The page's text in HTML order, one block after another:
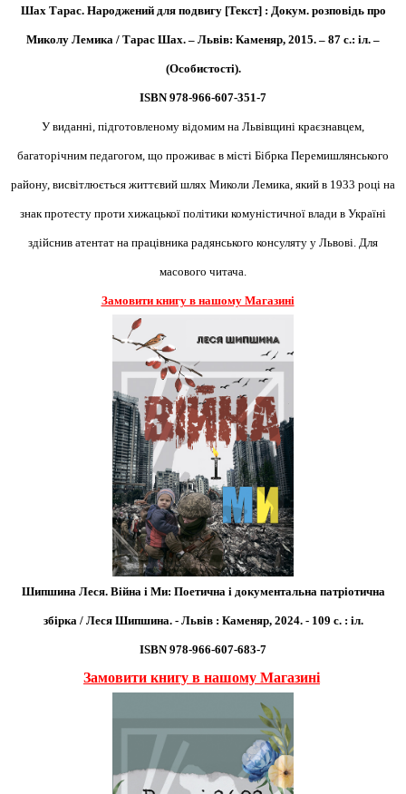
Шах Тарас. Народжений для подвигу [Текст] : Докум. розповідь про
Миколу Лемика / Тарас Шах. – Львів: Каменяр, 2015. – 87 с.: іл. –
(Особистості).
ISBN 978-966-607-351-7
У виданні, підготовленому відомим на Львівщині краєзнавцем,
багаторічним педагогом, що проживає в місті Бібрка Перемишлянського
району, висвітлюється життєвий шлях Миколи Лемика, який в 1933 році на
знак протесту проти хижацької політики комуністичної влади в Україні
здійснив атентат на працівника радянського консуляту у Львові. Для
масового читача.
Замовити книгу в нашому Магазині
Шипшина Леся. Війна і Ми: Поетична і документальна патріотична
збірка / Леся Шипшина. - Львів : Каменяр, 2024. - 109 с. : іл.
ІSBN 978-966-607-683-7
Замовити книгу в нашому Магазині